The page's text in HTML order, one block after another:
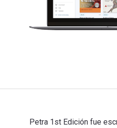
Petra 1st Edición fue